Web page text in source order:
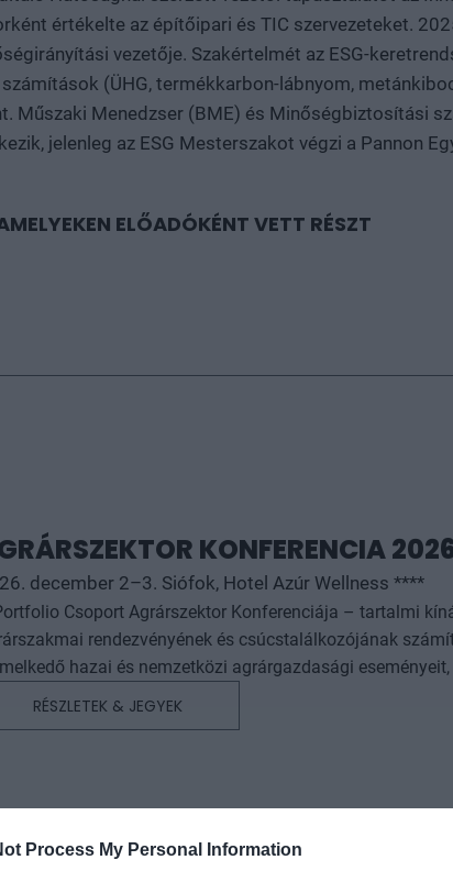
Process My Personal Information
értékelte az építőipari és TIC szervezeteket.
vezetője. Szakértelmét az ESG-
(ÜHG, termékkarbon-lábnyom,
Műszaki Menedzser (BME) és Minőségbiztosítási
jelenleg az ESG Mesterszakot végzi a Pannon
ELŐADÓKÉNT VETT RÉSZT
KONFERENCIA
december 2–3. Siófok, Hotel Azúr Wellness ****
Csoport Agrárszektor Konferenciája – tartalmi
rendezvényének és csúcstalálkozójának
hazai és nemzetközi agrárgazdasági
szereplők sikeres üzleti és beruházási
valamennyi szereplője – a termelők, az
tájékoztatásul szolgálhatnak. Emellett a
biztosít az agráriumot kiszolgáló vállalkozások
RÉSZLETEK & JEGYEK